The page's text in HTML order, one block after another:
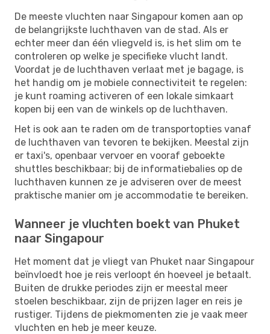
De meeste vluchten naar Singapour komen aan op
de belangrijkste luchthaven van de stad. Als er
echter meer dan één vliegveld is, is het slim om te
controleren op welke je specifieke vlucht landt.
Voordat je de luchthaven verlaat met je bagage, is
het handig om je mobiele connectiviteit te regelen:
je kunt roaming activeren of een lokale simkaart
kopen bij een van de winkels op de luchthaven.
Het is ook aan te raden om de transportopties vanaf
de luchthaven van tevoren te bekijken. Meestal zijn
er taxi's, openbaar vervoer en vooraf geboekte
shuttles beschikbaar; bij de informatiebalies op de
luchthaven kunnen ze je adviseren over de meest
praktische manier om je accommodatie te bereiken.
Wanneer je vluchten boekt van Phuket
naar Singapour
Het moment dat je vliegt van Phuket naar Singapour
beïnvloedt hoe je reis verloopt én hoeveel je betaalt.
Buiten de drukke periodes zijn er meestal meer
stoelen beschikbaar, zijn de prijzen lager en reis je
rustiger. Tijdens de piekmomenten zie je vaak meer
vluchten en heb je meer keuze.